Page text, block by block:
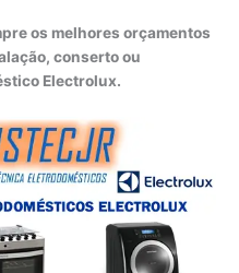
os melhores orçamentos
conserto ou
Electrolux.